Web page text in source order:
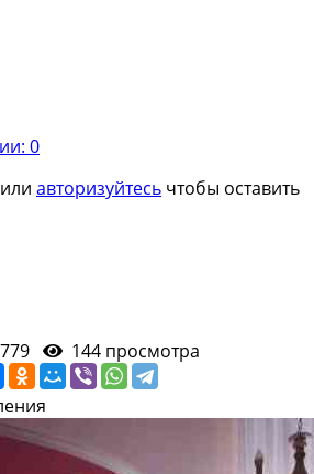
0
или авторизуйтесь чтобы оставить
144 просмотра